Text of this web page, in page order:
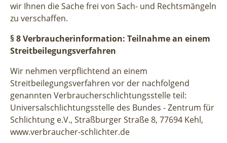
wir Ihnen die Sache frei von Sach- und Rechtsmängeln
zu verschaffen.
§ 8 Verbraucherinformation: Teilnahme an einem
Streitbeilegungsverfahren
Wir nehmen verpflichtend an einem
Streitbeilegungsverfahren vor der nachfolgend
genannten Verbraucherschlichtungsstelle teil:
Universalschlichtungsstelle des Bundes - Zentrum für
Schlichtung e.V., Straßburger Straße 8, 77694 Kehl,
www.verbraucher-schlichter.de